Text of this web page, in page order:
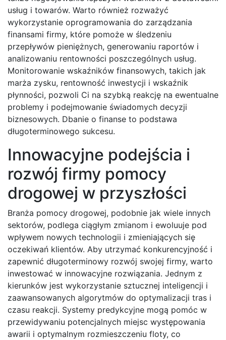
usług i towarów. Warto również rozważyć
wykorzystanie oprogramowania do zarządzania
finansami firmy, które pomoże w śledzeniu
przepływów pieniężnych, generowaniu raportów i
analizowaniu rentowności poszczególnych usług.
Monitorowanie wskaźników finansowych, takich jak
marża zysku, rentowność inwestycji i wskaźnik
płynności, pozwoli Ci na szybką reakcję na ewentualne
problemy i podejmowanie świadomych decyzji
biznesowych. Dbanie o finanse to podstawa
długoterminowego sukcesu.
Innowacyjne podejścia i
rozwój firmy pomocy
drogowej w przyszłości
Branża pomocy drogowej, podobnie jak wiele innych
sektorów, podlega ciągłym zmianom i ewoluuje pod
wpływem nowych technologii i zmieniających się
oczekiwań klientów. Aby utrzymać konkurencyjność i
zapewnić długoterminowy rozwój swojej firmy, warto
inwestować w innowacyjne rozwiązania. Jednym z
kierunków jest wykorzystanie sztucznej inteligencji i
zaawansowanych algorytmów do optymalizacji tras i
czasu reakcji. Systemy predykcyjne mogą pomóc w
przewidywaniu potencjalnych miejsc występowania
awarii i optymalnym rozmieszczeniu floty, co